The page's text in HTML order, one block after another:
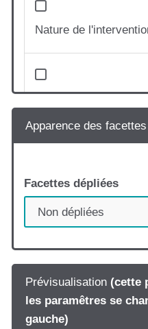
Nature de
Conditions d'accès
Modalités pour
Apparence des facettes
Facettes dépliées
Prévisualisation (cette
les paramêtres se
gauche)